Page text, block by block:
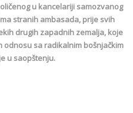
u kancelariji samozvanog
stranih ambasada, prije svih
drugih zapadnih zemalja, koje
sa radikalnim bošnjačkim
u saopštenju.